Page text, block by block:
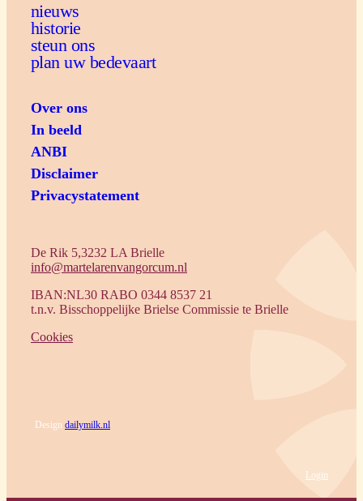
nieuws
historie
steun ons
plan uw bedevaart
Over ons
In beeld
ANBI
Disclaimer
Privacystatement
De Rik 5,3232 LA Brielle
info@martelarenvangorcum.nl
IBAN:NL30 RABO 0344 8537 21
t.n.v. Bisschoppelijke Brielse Commissie te Brielle
Cookies
Design dailymilk.nl
Login